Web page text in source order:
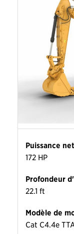
Puissance
172 HP
Profondeur
22.1 ft
Modèle de
Cat C4.4e